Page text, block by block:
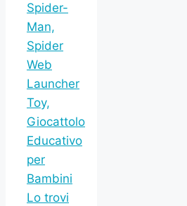
Spider-
Man,
Spider
Web
Launcher
Toy,
Giocattolo
Educativo
per
Bambini
Lo trovi